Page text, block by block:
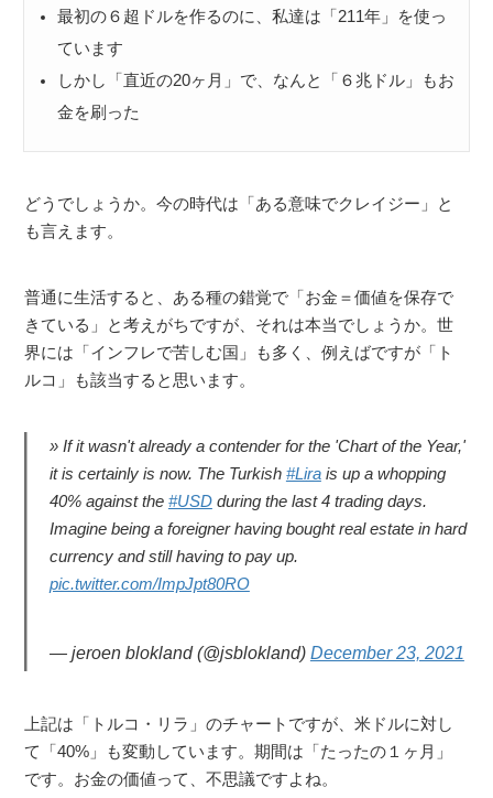
最初の６超ドルを作るのに、私達は「211年」を使っ
ています
しかし「直近の20ヶ月」で、なんと「６兆ドル」もお
金を刷った
どうでしょうか。今の時代は「ある意味でクレイジー」と
も言えます。
普通に生活すると、ある種の錯覚で「お金＝価値を保存で
きている」と考えがちですが、それは本当でしょうか。世
界には「インフレで苦しむ国」も多く、例えばですが「ト
ルコ」も該当すると思います。
If it wasn't already a contender for the 'Chart of the Year,'
it is certainly is now. The Turkish #Lirais up a whopping
40% against the #USDduring the last 4 trading days.
Imagine being a foreigner having bought real estate in hard
currency and still having to pay up.
pic.twitter.com/ImpJpt80RO
— jeroen blokland (@jsblokland) December 23, 2021
上記は「トルコ・リラ」のチャートですが、米ドルに対し
て「40%」も変動しています。期間は「たったの１ヶ月」
です。お金の価値って、不思議ですよね。